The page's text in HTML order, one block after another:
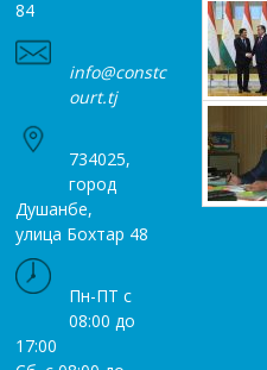
84
info@constc
ourt.tj
734025,
город
Душанбе,
улица Бохтар 48
Пн-ПТ с
08:00 до
17:00